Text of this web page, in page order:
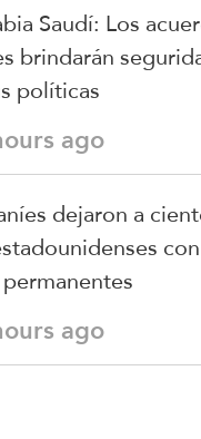
Saudí: Los
brindarán
políticas
ago
dejaron a
ago